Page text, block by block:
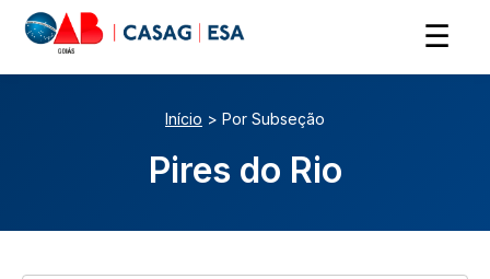
☰
Início > Por Subseção
Pires do Rio